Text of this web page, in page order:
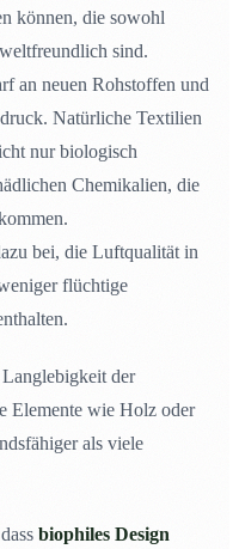
können, die sowohl
sind.
an neuen Rohstoffen und
Natürliche Textilien
nur biologisch
Chemikalien, die
bei, die Luftqualität in
flüchtige
der
Elemente wie Holz oder
als viele
biophiles Design